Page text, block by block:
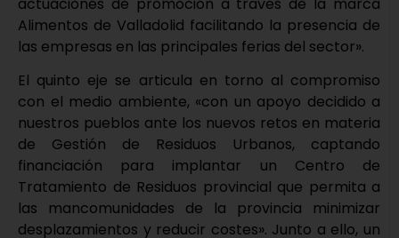
Alimentos de Valladolid facilitando la presencia de
las empresas en las principales ferias del sector».
El quinto eje se articula en torno al compromiso
con el medio ambiente, «con un apoyo decidido a
nuestros pueblos ante los nuevos retos en materia
de Gestión de Residuos Urbanos, captando
financiación para implantar un Centro de
Tratamiento de Residuos provincial que permita a
las mancomunidades de la provincia minimizar
desplazamientos y reducir costes». Junto a ello, un